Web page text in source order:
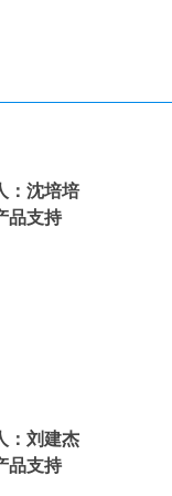
： 沈培培
品支持
：刘建杰
品支持